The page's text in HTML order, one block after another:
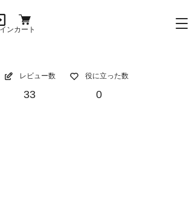
ンカート
レビュー数
33
役に立った数
0